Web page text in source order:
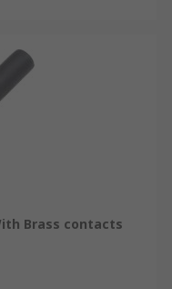
Brass contacts